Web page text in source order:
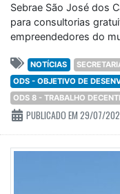
Sebrae São José dos
para consultorias
empreendedores do
NOTÍCIAS
ODS - OBJETIVO DE
ODS 8 - TRABALHO
PUBLICADO EM 29/07/